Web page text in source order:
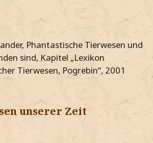
Phantastische Tierwesen und
sind, Kapitel „Lexikon
Tierwesen, Pogrebin“, 2001
unserer Zeit